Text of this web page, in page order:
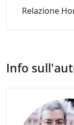
Relazione
Info